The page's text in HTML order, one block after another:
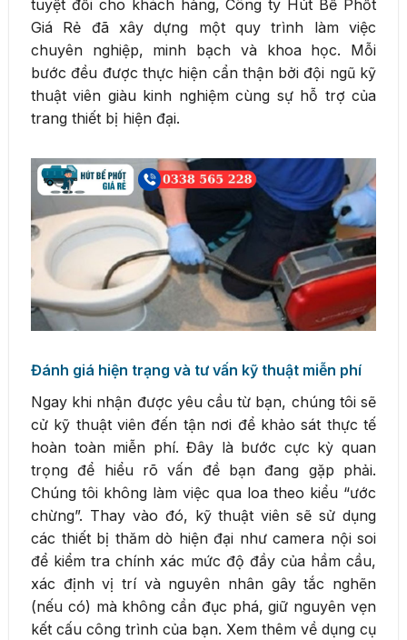
tuyệt đối cho khách hàng, Công ty Hút Bể Phốt
Giá Rẻ đã xây dựng một quy trình làm việc
chuyên nghiệp, minh bạch và khoa học. Mỗi
bước đều được thực hiện cẩn thận bởi đội ngũ kỹ
thuật viên giàu kinh nghiệm cùng sự hỗ trợ của
trang thiết bị hiện đại.
Đánh giá hiện trạng và tư vấn kỹ thuật miễn phí
Ngay khi nhận được yêu cầu từ bạn, chúng tôi sẽ
cử kỹ thuật viên đến tận nơi để khảo sát thực tế
hoàn toàn miễn phí. Đây là bước cực kỳ quan
trọng để hiểu rõ vấn đề bạn đang gặp phải.
Chúng tôi không làm việc qua loa theo kiểu “ước
chừng”. Thay vào đó, kỹ thuật viên sẽ sử dụng
các thiết bị thăm dò hiện đại như camera nội soi
để kiểm tra chính xác mức độ đầy của hầm cầu,
xác định vị trí và nguyên nhân gây tắc nghẽn
(nếu có) mà không cần đục phá, giữ nguyên vẹn
kết cấu công trình của bạn. Xem thêm về dụng cụ